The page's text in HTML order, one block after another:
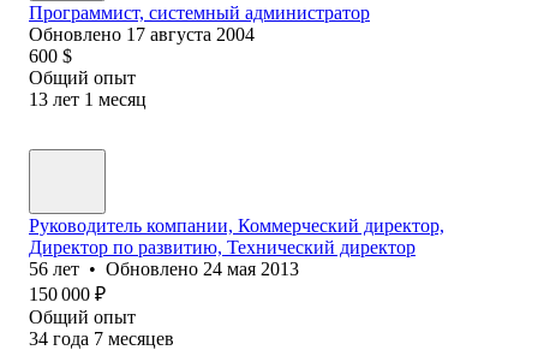
Программист, системный администратор
Обновлено 17 августа 2004
600 $
Общий опыт
13 лет 1 месяц
Руководитель компании, Коммерческий директор,
Директор по развитию, Технический директор
56 лет • Обновлено 24 мая 2013
150 000 ₽
Общий опыт
34 года 7 месяцев